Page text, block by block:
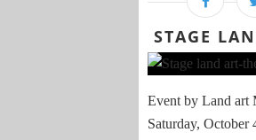
STAGE
Event by Land art
Saturday, October